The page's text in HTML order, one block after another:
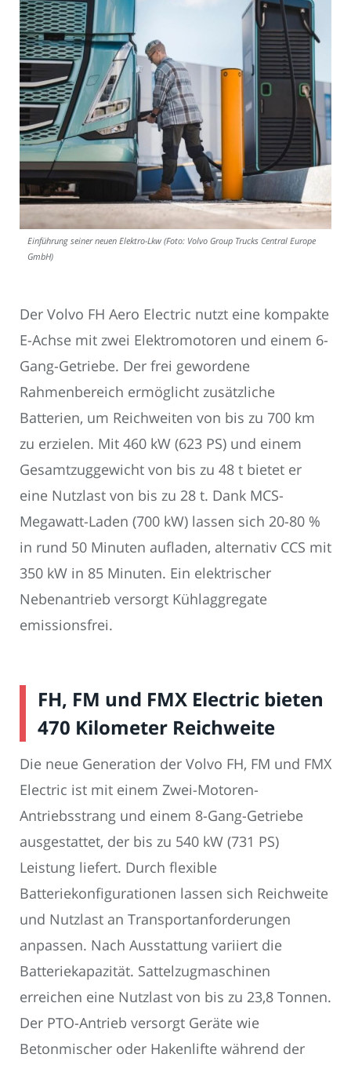
Einführung seiner neuen Elektro-Lkw (Foto: Volvo Group Trucks Central Europe
GmbH)
Der Volvo FH Aero Electric nutzt eine kompakte
E-Achse mit zwei Elektromotoren und einem 6-
Gang-Getriebe. Der frei gewordene
Rahmenbereich ermöglicht zusätzliche
Batterien, um Reichweiten von bis zu 700 km
zu erzielen. Mit 460 kW (623 PS) und einem
Gesamtzuggewicht von bis zu 48 t bietet er
eine Nutzlast von bis zu 28 t. Dank MCS-
Megawatt-Laden (700 kW) lassen sich 20-80 %
in rund 50 Minuten aufladen, alternativ CCS mit
350 kW in 85 Minuten. Ein elektrischer
Nebenantrieb versorgt Kühlaggregate
emissionsfrei.
FH, FM und FMX Electric bieten
470 Kilometer Reichweite
Die neue Generation der Volvo FH, FM und FMX
Electric ist mit einem Zwei-Motoren-
Antriebsstrang und einem 8-Gang-Getriebe
ausgestattet, der bis zu 540 kW (731 PS)
Leistung liefert. Durch flexible
Batteriekonfigurationen lassen sich Reichweite
und Nutzlast an Transportanforderungen
anpassen. Nach Ausstattung variiert die
Batteriekapazität. Sattelzugmaschinen
erreichen eine Nutzlast von bis zu 23,8 Tonnen.
Der PTO-Antrieb versorgt Geräte wie
Betonmischer oder Hakenlifte während der